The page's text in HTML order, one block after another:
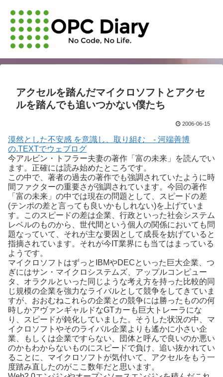
アクセルを踏んだマイクロソフトとアクセ
ルを踏んでも追いつかない僕たち
2006-06-15
漠然とした不安感 を意識し、取り組む - 河端善博
の.TEXTでウェブログ
今アルビン・トフラー夫妻の著作「富の未来」を読んでい
ます。正確には読み始めたところです。
この中で、著者の過去の著作でも強調されていたように時
間ファクターの重要さが強調されています。今回の著作
「富の未来」の中では現在の問題として、スピードの差
(テンポの差と言っても良いかもしれない)を上げていま
す。このスピードの差は企業、行政といった社会システム
レベルのものから、世代間という個人の関係においても問
題なっていて、それが主な要因として成長を妨げていると
指摘されています。それが今IT業界にも当てはまっている
ようです。
マイクロソフトはずっとIBMやDECといった巨大企業、つ
ぎにはサン・マイクロシステムズ、アップルコンピュー
タ、オラクルといった同じような考え方を持った比較的同
じ規模の企業を強力なライバルとして競争をしてきていま
すが、おおむねこれらの企業との競争には勝ったものの何
時しかアヴァンギャルドなGTカーも巨大トレーラにな
り、スピードが鈍化していました。そうした状況の中、マ
イクロソフトやそのライバル企業よりも遙かに小さい企
業、もしくは企業ですらない、団体と呼んで良いのか悪い
のかもわからないものにスピードで負け、追い抜かれてい
ることに、マイクロソフトが気付いて、アクセルをもう一
度踏み直したのがここ数年だと思います。